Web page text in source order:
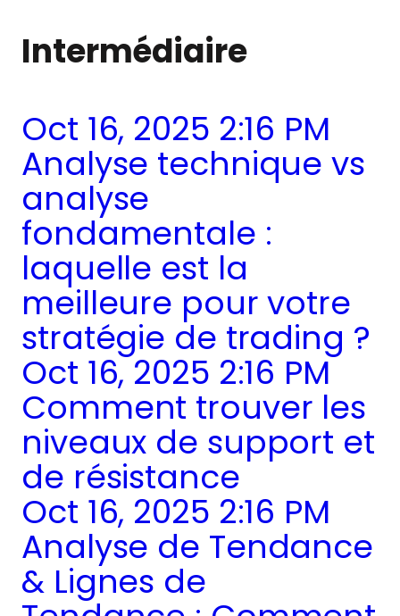
Intermédiaire
Oct 16, 2025 2:16 PM
Analyse technique vs
analyse
fondamentale :
laquelle est la
meilleure pour votre
stratégie de trading ?
Oct 16, 2025 2:16 PM
Comment trouver les
niveaux de support et
de résistance
Oct 16, 2025 2:16 PM
Analyse de Tendance
& Lignes de